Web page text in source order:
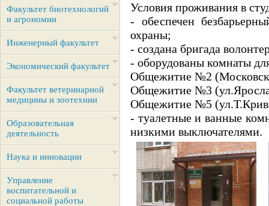
Факультет биотехнологий
и агрономии
Инженерный факультет
Экономический факультет
Факультет ветеринарной
медицины и зоотехнии
Образовательная
деятельность
Наука и инновации
Управление
воспитательной и
социальной работы
Условия проживания в
- обеспечен
охраны;
- создана бригада
- оборудованы комнаты
Общежитие №2
Общежитие №3
Общежитие №5
- туалетные и ванные
низкими выключателями.